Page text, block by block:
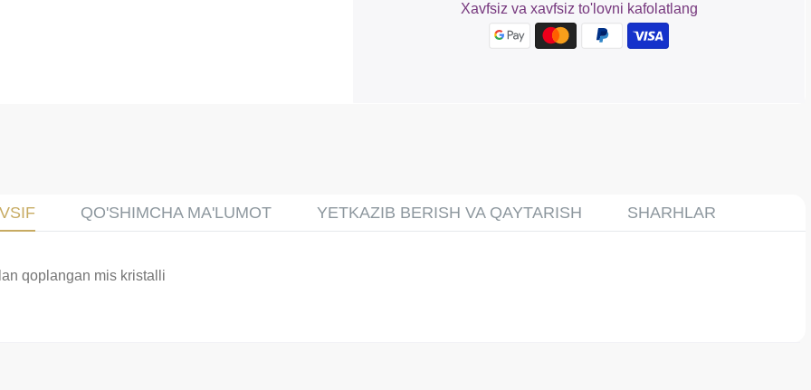
Xavfsiz va xavfsiz to'lovni kafolatlang
QO'SHIMCHA MA'LUMOT YETKAZIB BERISH VA QAYTARISH SHARHLAR
qoplangan mis kristalli